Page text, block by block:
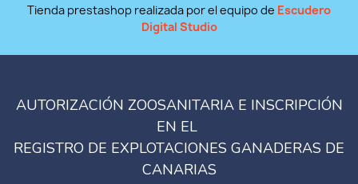
Tienda prestashop realizada por el equipo de Escudero
Digital Studio
AUTORIZACIÓN ZOOSANITARIA E INSCRIPCIÓN
EN EL
REGISTRO DE EXPLOTACIONES GANADERAS DE
CANARIAS